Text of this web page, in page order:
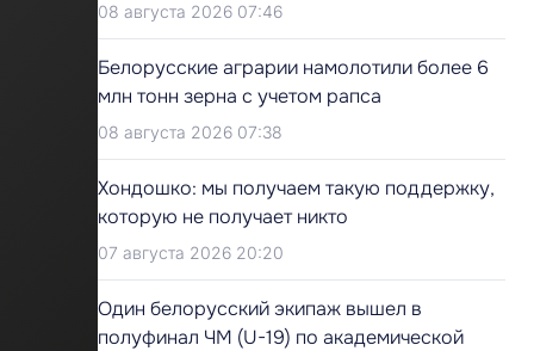
08 августа 2026 07:46
Белорусские аграрии намолотили более 6
млн тонн зерна с учетом рапса
08 августа 2026 07:38
Хондошко: мы получаем такую поддержку,
которую не получает никто
07 августа 2026 20:20
Один белорусский экипаж вышел в
полуфинал ЧМ (U-19) по академической